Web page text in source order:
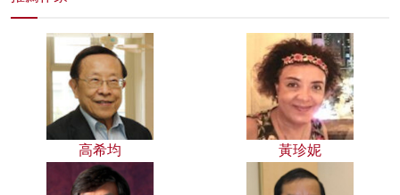
高希均 黃珍妮